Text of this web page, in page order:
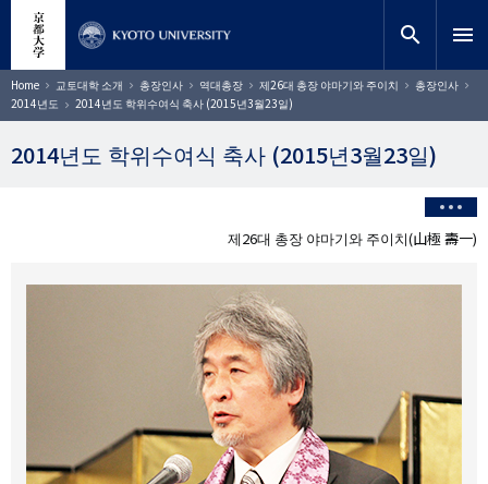
텐
츠
로
너
사이트 검색
찾기
search menu
Home 교토대학 소개 총장인사 역대총장 제26대 총장 야마기와 주이치
총장인사
2014년도
2014년도 학위수여식 축사 (2015년3월23일)
2014년도 학위수여식 축사 (2015년3월23일)
제26대 총장 야마기와 주이치(山極 壽一)